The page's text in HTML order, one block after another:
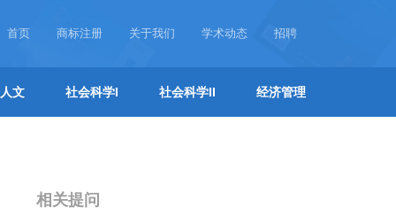
首页 商标注册 关于我们 学术动态 招聘
文 社会科学I 社会科学II 经济管理
相关提问